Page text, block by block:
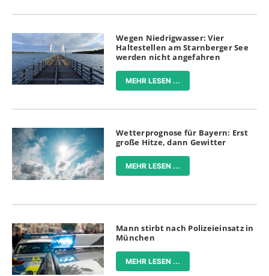
Wegen Niedrigwasser: Vier
Haltestellen am Starnberger See
werden nicht angefahren
MEHR LESEN ...
Wetterprognose für Bayern: Erst
große Hitze, dann Gewitter
MEHR LESEN ...
Mann stirbt nach Polizeieinsatz in
München
MEHR LESEN ...